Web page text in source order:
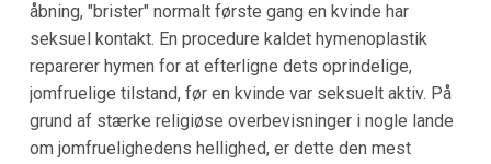
åbning, "brister" normalt første gang en kvinde har
seksuel kontakt. En procedure kaldet hymenoplastik
reparerer hymen for at efterligne dets oprindelige,
jomfruelige tilstand, før en kvinde var seksuelt aktiv. På
grund af stærke religiøse overbevisninger i nogle lande
om jomfruelighedens hellighed, er dette den mest